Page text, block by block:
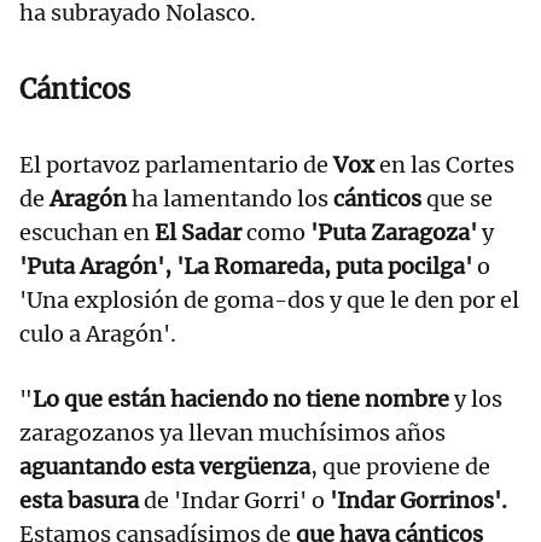
ha subrayado Nolasco.
Cánticos
El portavoz parlamentario deVoxen las Cortes
deAragónha lamentando loscánticosque se
escuchan enEl Sadarcomo 'Puta Zaragoza' y
'Puta Aragón', 'La Romareda, puta pocilga' o
'Una explosión de goma-dos y que le den por el
culo a Aragón'.
"Lo que están haciendo no tiene nombrey los
zaragozanos ya llevan muchísimos años
aguantando esta vergüenza, que proviene de
esta basurade 'Indar Gorri' o 'Indar Gorrinos'.
Estamos cansadísimos de que haya cánticos